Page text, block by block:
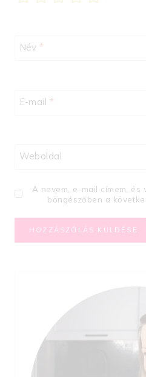
Név *
E-mail *
Weboldal
A nevem, e-mail címem, és
böngészőben a